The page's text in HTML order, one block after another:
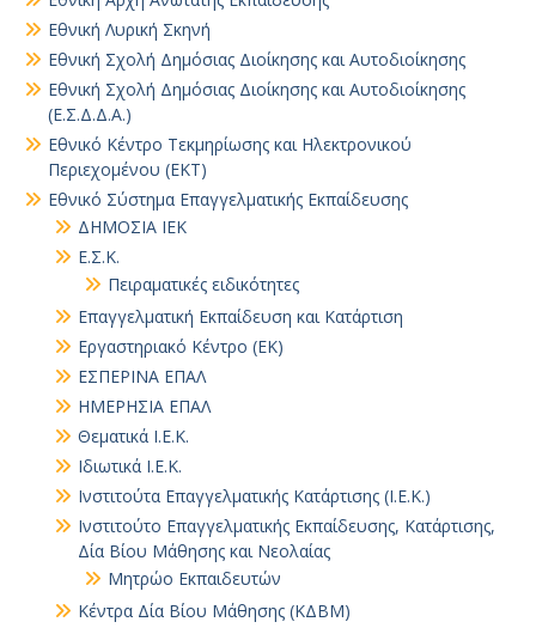
Εθνική Λυρική Σκηνή
Εθνική Σχολή Δημόσιας Διοίκησης και Αυτοδιοίκησης
Εθνική Σχολή Δημόσιας Διοίκησης και Αυτοδιοίκησης
(Ε.Σ.Δ.Δ.Α.)
Εθνικό Κέντρο Τεκμηρίωσης και Ηλεκτρονικού
Περιεχομένου (ΕΚΤ)
Εθνικό Σύστημα Επαγγελματικής Εκπαίδευσης
ΔΗΜΟΣΙΑ ΙΕΚ
Ε.Σ.Κ.
Πειραματικές ειδικότητες
Επαγγελματική Εκπαίδευση και Κατάρτιση
Εργαστηριακό Κέντρο (ΕΚ)
ΕΣΠΕΡΙΝΑ ΕΠΑΛ
ΗΜΕΡΗΣΙΑ ΕΠΑΛ
Θεματικά Ι.Ε.Κ.
Ιδιωτικά Ι.Ε.Κ.
Ινστιτούτα Επαγγελματικής Κατάρτισης (Ι.Ε.Κ.)
Ινστιτούτο Επαγγελματικής Εκπαίδευσης, Κατάρτισης,
Δία Βίου Μάθησης και Νεολαίας
Μητρώο Εκπαιδευτών
Κέντρα Δία Βίου Μάθησης (ΚΔΒΜ)